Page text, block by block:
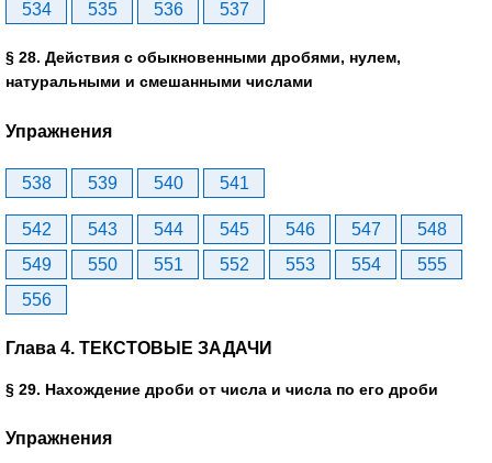
534
535 536 537
§ 28. Действия с обыкновенными дробями, нулем,
натуральными и смешанными числами
Упражнения
538 539 540 541
542 543 544 545 546 547
548
549
550 551 552 553 554
555
556
Глава 4. ТЕКСТОВЫЕ ЗАДАЧИ
§ 29. Нахождение дроби от числа и числа по его дроби
Упражнения